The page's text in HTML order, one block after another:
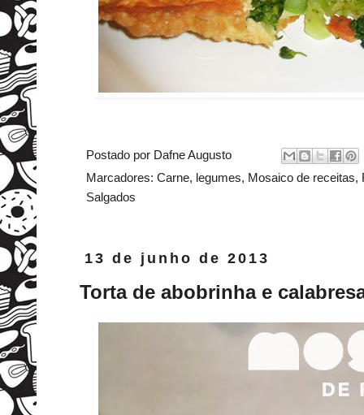
Postado por Dafne Augusto
Marcadores: Carne, legumes, Mosaico de receitas,
Salgados
13 de junho de 2013
Torta de abobrinha e